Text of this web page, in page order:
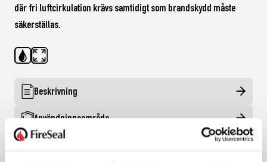
där fri luftcirkulation krävs samtidigt som brandskydd måste
säkerställas.
Beskrivning
Användningsområde